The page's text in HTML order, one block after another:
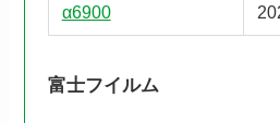
α6900
富士フイルム